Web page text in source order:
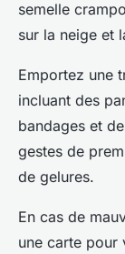
semelle
sur la neige et
Emportez une
incluant des
bandages et
gestes de
de gelures.
En cas de
une carte pour